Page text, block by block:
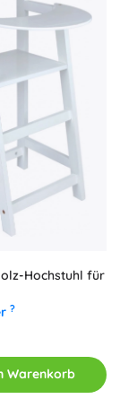
Hochstuhl für
?
Warenkorb